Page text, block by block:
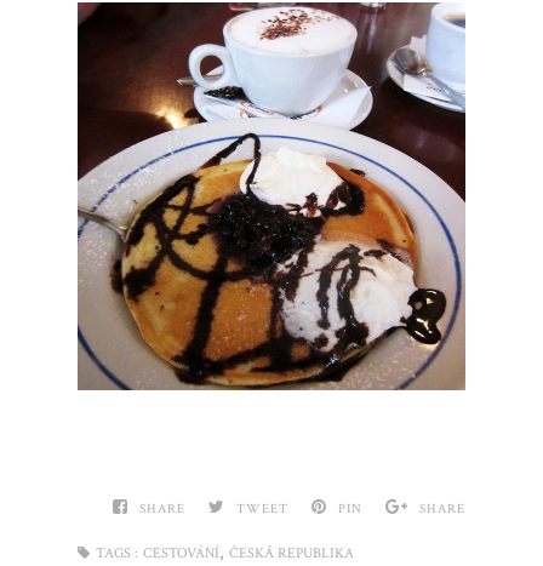
SHARE TWEET PIN SHARE
TAGS : CESTOVÁNÍ, ČESKÁ REPUBLIKA